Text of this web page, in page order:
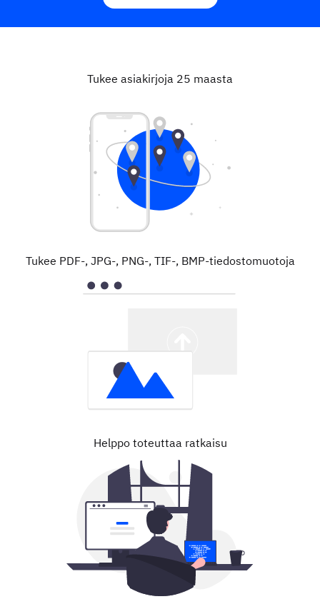
Tukee asiakirjoja 25 maasta
Tukee PDF-, JPG-, PNG-, TIF-, BMP-tiedostomuotoja
Helppo toteuttaa ratkaisu